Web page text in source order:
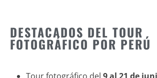
DESTACADOS DEL TOUR
FOTOGRÁFICO POR PERÚ